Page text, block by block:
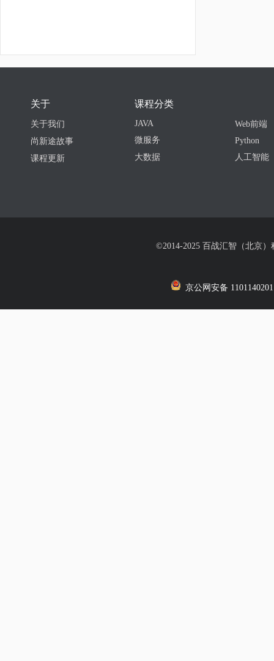
关于
关于我们
尚新途故事
课程更新
课程分类
JAVA
微服务
大数据
Web前端
Python
人工智能
©2014-2025 百战汇智（北京
京公网安备